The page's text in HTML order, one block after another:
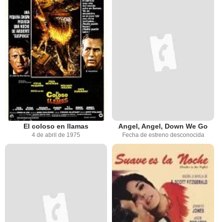
El coloso en llamas
4 de abril de 1975
Angel, Angel, Down We Go
Fecha de estreno desconocida